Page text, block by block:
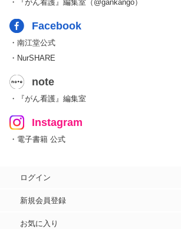
・『がん看護』編集室（@gankango）
Facebook
・南江堂公式
・NurSHARE
note
・『がん看護』編集室
Instagram
・電子書籍 公式
ログイン
新規会員登録
お気に入り